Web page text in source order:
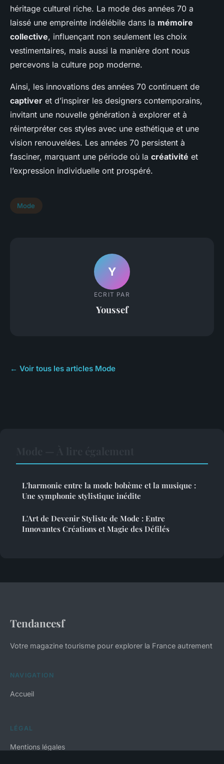
héritage culturel riche. La mode des années 70 a
laissé une empreinte indélébile dans la mémoire
collective, influençant non seulement les choix
vestimentaires, mais aussi la manière dont nous
percevons la culture pop moderne.
Ainsi, les innovations des années 70 continuent de
captiver et d’inspirer les designers contemporains,
invitant une nouvelle génération à explorer et à
réinterpréter ces styles avec une esthétique et une
vision renouvelées. Les années 70 persistent à
fasciner, marquant une période où la créativité et
l’expression individuelle ont prospéré.
Mode
Y
ECRIT PAR
Youssef
← Voir tous les articles Mode
L'harmonie entre la mode bohème et la musique :
Une symphonie stylistique inédite
L'Art de Devenir Styliste de Mode : Entre
Innovantes Créations et Magie des Défilés
Tendancesf
Votre magazine tourisme pour explorer la France autrement
NAVIGATION
Accueil
LÉGAL
Mentions légales